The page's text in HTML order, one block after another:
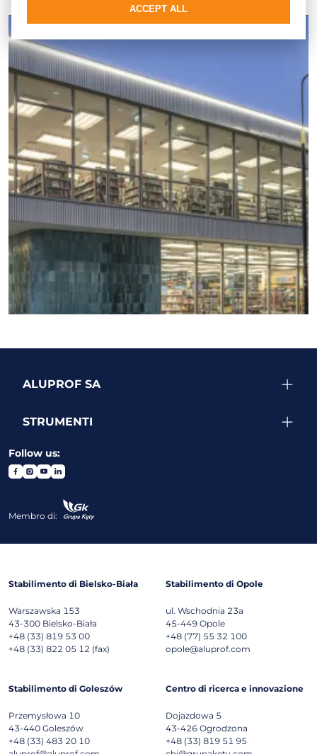
VEDI ALTRI PROGETTI
ALUPROF SA
STRUMENTI
Follow us:
Membro di:
Stabilimento di Bielsko-Biała
Warszawska 153
43-300 Bielsko-Biała
+48 (33) 819 53 00
+48 (33) 822 05 12 (fax)
Stabilimento di Opole
ul. Wschodnia 23a
45-449 Opole
+48 (77) 55 32 100
opole@aluprof.com
Stabilimento di Goleszów
Przemysłowa 10
43-440 Goleszów
+48 (33) 483 20 10
Centro di ricerca e innovazione
Dojazdowa 5
43-426 Ogrodzona
+48 (33) 819 51 95
ACCEPT ALL